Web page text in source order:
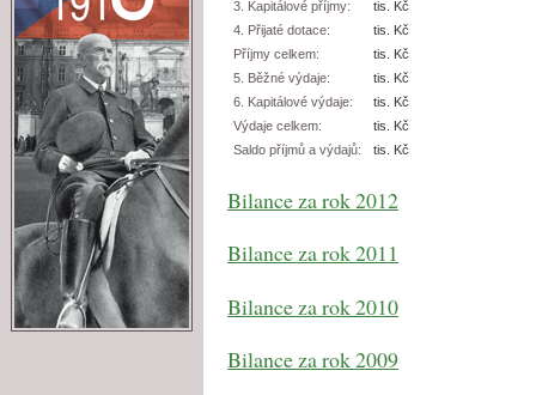
3. Kapitálové příjmy:
tis. Kč
4. Přijaté dotace:
tis. Kč
Příjmy celkem:
tis. Kč
5. Běžné výdaje:
tis. Kč
6. Kapitálové výdaje:
tis. Kč
Výdaje celkem:
tis. Kč
Saldo příjmů a výdajů:
tis. Kč
Bilance za rok 2012
Bilance za rok 2011
Bilance za rok 2010
Bilance za rok 2009